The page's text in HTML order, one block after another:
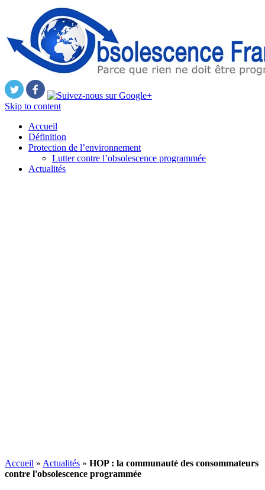
Skip to content
Accueil
Définition
Protection de l’environnement
Lutter contre l’obsolescence programmée
Actualités
Accueil » Actualités » HOP : la communauté des consommateurs
contre l'obsolescence programmée